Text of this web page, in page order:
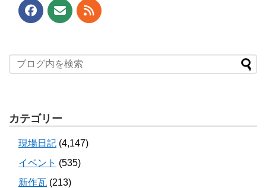
カテゴリー
現場日記 (4,147)
イベント (535)
新作瓦 (213)